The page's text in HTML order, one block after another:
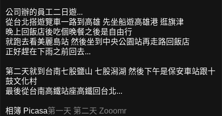
公司辦的員工二日遊...
從台北搭遊覽車一路到高雄 先坐船遊高雄港 逛旗津
晚上回飯店後吃個晚餐之後是自由行
就跑去看美麗島站 然後坐到中央公園站再走路回飯店
正好趕在下雨之前回去...
第二天就到台南七股鹽山 七股潟湖 然後下午是保安車站跟十
鼓文化村
最後從台南高鐵站座高鐵回台北...
相簿 Picasa第一天 第二天 Zooomr